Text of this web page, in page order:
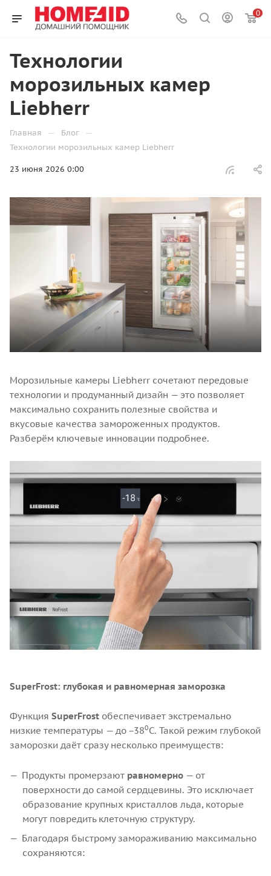
0
Технологии
морозильных камер
Liebherr
Главная — Блог —
Технологии морозильных камер Liebherr
23 июня 2026 0:00
Морозильные камеры Liebherr сочетают передовые
технологии и продуманный дизайн — это позволяет
максимально сохранить полезные свойства и
вкусовые качества замороженных продуктов.
Разберём ключевые инновации подробнее.
SuperFrost: глубокая и равномерная заморозка
Функция SuperFrost обеспечивает экстремально
низкие температуры — до −380C. Такой режим глубокой
заморозки даёт сразу несколько преимуществ:
Продукты промерзают равномерно — от
поверхности до самой сердцевины. Это исключает
образование крупных кристаллов льда, которые
могут повредить клеточную структуру.
Благодаря быстрому замораживанию максимально
сохраняются: